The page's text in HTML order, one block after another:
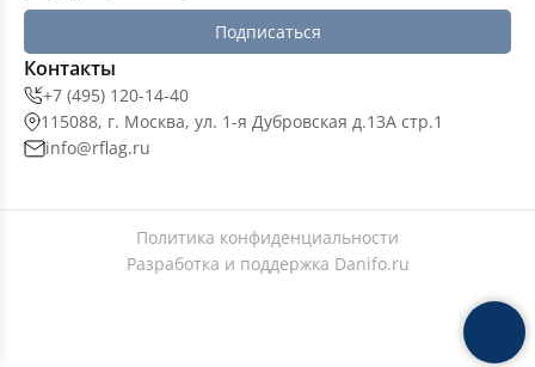
Подписаться
Контакты
+7 (495) 120-14-40
115088, г. Москва, ул. 1-я Дубровская д.13А стр.1
info@rflag.ru
Политика конфиденциальности
Разработка и поддержка Danifo.ru